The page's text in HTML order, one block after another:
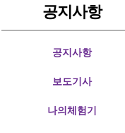
공지사항
공지사항
보도기사
나의체험기